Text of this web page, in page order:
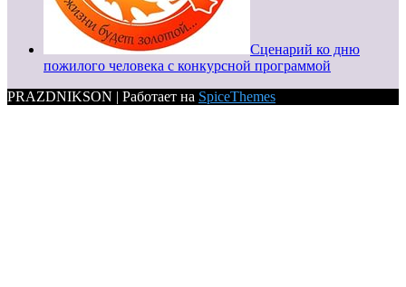
Сценарий ко дню
пожилого человека с конкурсной программой
PRAZDNIKSON | Работает на SpiceThemes